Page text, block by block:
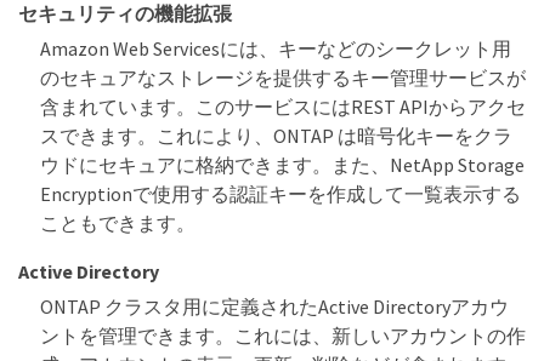
セキュリティの機能拡張
Amazon Web Servicesには、キーなどのシークレット用
のセキュアなストレージを提供するキー管理サービスが
含まれています。このサービスにはREST APIからアクセ
スできます。これにより、ONTAP は暗号化キーをクラ
ウドにセキュアに格納できます。また、NetApp Storage
Encryptionで使用する認証キーを作成して一覧表示する
こともできます。
Active Directory
ONTAP クラスタ用に定義されたActive Directoryアカウ
ントを管理できます。これには、新しいアカウントの作